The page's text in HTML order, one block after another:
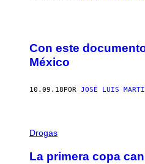
Con este
México
10.09.18 POR JOSÉ LUIS
Drogas
La primera copa